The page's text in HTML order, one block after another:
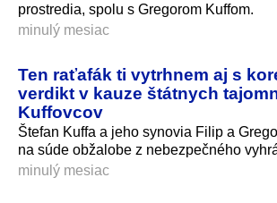
prostredia, spolu s Gregorom Kuffom.
minulý mesiac
Ten raťafák ti vytrhnem aj s
verdikt v kauze štátnych
Kuffovcov
Štefan Kuffa a jeho synovia Filip a
na súde obžalobe z nebezpečného
minulý mesiac